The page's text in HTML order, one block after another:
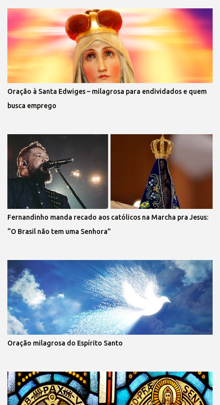
Oração à Santa Edwiges – milagrosa para endividados e quem
busca emprego
Fernandinho manda recado aos católicos na Marcha pra Jesus:
“O Brasil não tem uma Senhora”
Oração milagrosa do Espírito Santo